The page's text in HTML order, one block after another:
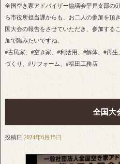
全国空き家アドバイザー協議会平戸支部の
ら市役所担当課からも、お二人の参加を頂
国大会の報告をさせていただき、参加する
加で臨みたいですね。
#古民家、#空き家、#利活用、#解体、#再
づくり、#リフォーム、#福田工務店
全国大
投稿日 2024年6月15日